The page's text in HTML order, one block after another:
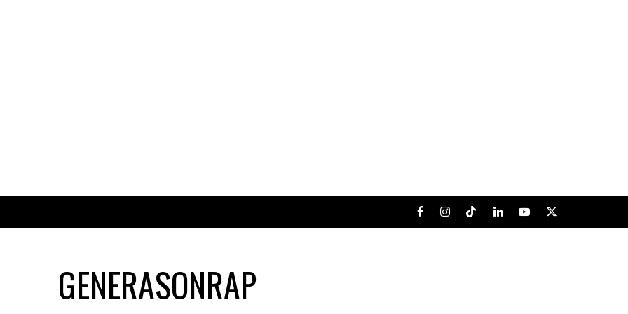
FacebookInstagram
TiktokLinkedInYoutube
X
GENERASONRAP